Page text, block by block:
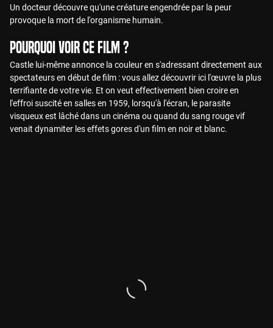
Un docteur découvre qu'une créature engendrée par la peur
provoque la mort de l'organisme humain.
Pourquoi voir ce film ?
Castle lui-même annonce la couleur en s'adressant directement aux
spectateurs en début de film : vous allez découvrir ici l'œuvre la plus
terrifiante de votre vie. Et on veut effectivement bien croire en
l'effroi suscité en salles en 1959, lorsqu'à l'écran, le parasite
visqueux est lâché dans un cinéma ou quand du sang rouge vif
venait dynamiter les effets gores d'un film en noir et blanc.